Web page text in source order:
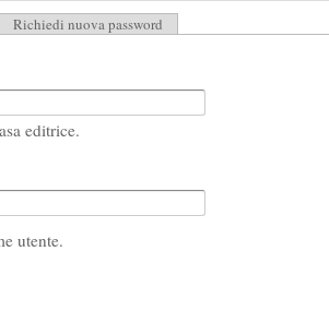
attiva)
Richiedi nuova password
editrice.
utente.